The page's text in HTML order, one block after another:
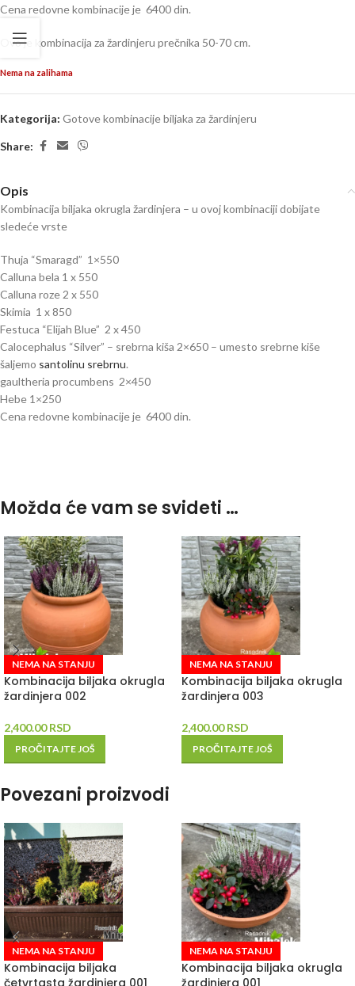
Cena redovne kombinacije je 6400 din.
Ovo je kombinacija za žardinjeru prečnika 50-70 cm.
Nema na zalihama
Kategorija: Gotove kombinacije biljaka za žardinjeru
Share:
Opis
Kombinacija biljaka okrugla žardinjera – u ovoj kombinaciji dobijate
sledeće vrste
Thuja “Smaragd” 1×550
Calluna bela 1 x 550
Calluna roze 2 x 550
Skimia 1 x 850
Festuca “Elijah Blue” 2 x 450
Calocephalus “Silver” – srebrna kiša 2×650 – umesto srebrne kiše
šaljemo santolinu srebrnu.
gaultheria procumbens 2×450
Hebe 1×250
Cena redovne kombinacije je 6400 din.
Možda će vam se svideti …
NEMA NA STANJU
Kombinacija biljaka okrugla
žardinjera 002
2,400.00RSD
PROČITAJTE JOŠ
NEMA NA STANJU
Kombinacija biljaka okrugla
žardinjera 003
2,400.00RSD
PROČITAJTE JOŠ
Povezani proizvodi
NEMA NA STANJU
Kombinacija biljaka
NEMA NA STANJU
Kombinacija biljaka okrugla